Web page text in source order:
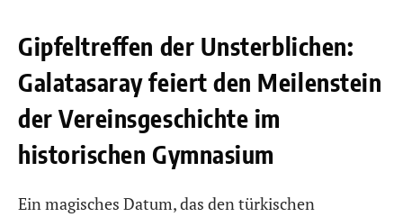
Gipfeltreffen der Unsterblichen:
Galatasaray feiert den Meilenstein
der Vereinsgeschichte im
historischen Gymnasium
Ein magisches Datum, das den türkischen